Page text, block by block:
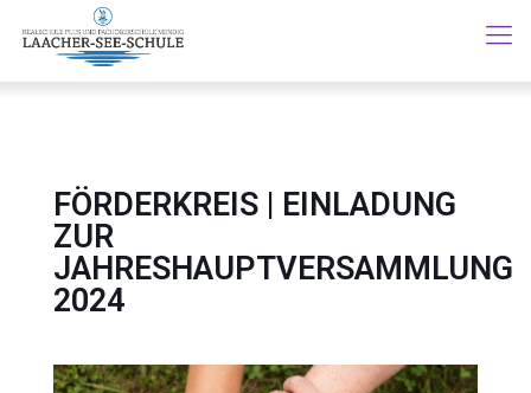
FÖRDERKREIS | EINLADUNG
ZUR
JAHRESHAUPTVERSAMMLUNG
2024